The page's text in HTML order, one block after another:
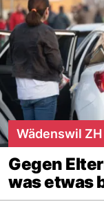
Wädenswil ZH
Gegen
was etwas